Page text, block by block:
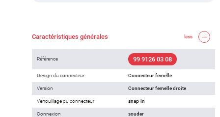
Caractéristiques générales less
Référence 99 9126 03 08
Design du connecteur Connecteur femelle
Version Connecteur femelle droite
Verrouillage du connecteur snap-in
Connexion souder